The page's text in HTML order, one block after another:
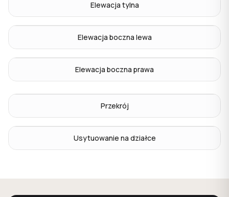
Elewacja tylna
Elewacja boczna lewa
Elewacja boczna prawa
Przekrój
Usytuowanie na działce